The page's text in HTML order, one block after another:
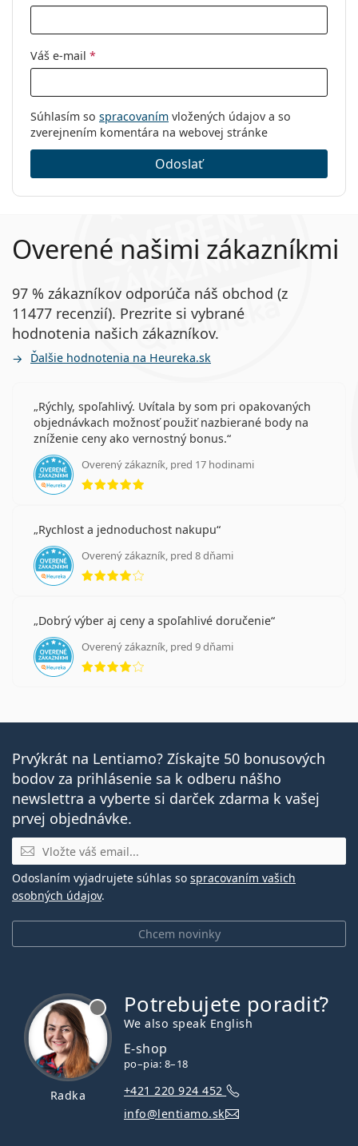
Váš e-mail *
Súhlasím so spracovaním vložených údajov a so
zverejnením komentára na webovej stránke
Odoslať
Overené našimi zákazníkmi
97 % zákazníkov odporúča náš obchod (z
11477 recenzií). Prezrite si vybrané
hodnotenia našich zákazníkov.
Ďalšie hodnotenia na Heureka.sk
Rýchly, spoľahlivý. Uvítala by som pri opakovaných
objednávkach možnosť použiť nazbierané body na
zníženie ceny ako vernostný bonus.
Overený zákazník, pred 17 hodinami
hodnotenie 5 z 5
Rychlost a jednoduchost nakupu
Overený zákazník, pred 8 dňami
hodnotenie 4 z 5
Dobrý výber aj ceny a spoľahlivé doručenie
Overený zákazník, pred 9 dňami
hodnotenie 4 z 5
Prvýkrát na Lentiamo? Získajte 50 bonusových
bodov za prihlásenie sa k odberu nášho
newslettra a vyberte si darček zdarma k vašej
prvej objednávke.
E-mail
Chcem novinky
Odoslaním vyjadrujete súhlas so spracovaním vašich
osobných údajov.
Radka
Potrebujete poradiť?
We also speak English
E-shop
po–pia: 8–18
+421 220 924 452
info@lentiamo.sk